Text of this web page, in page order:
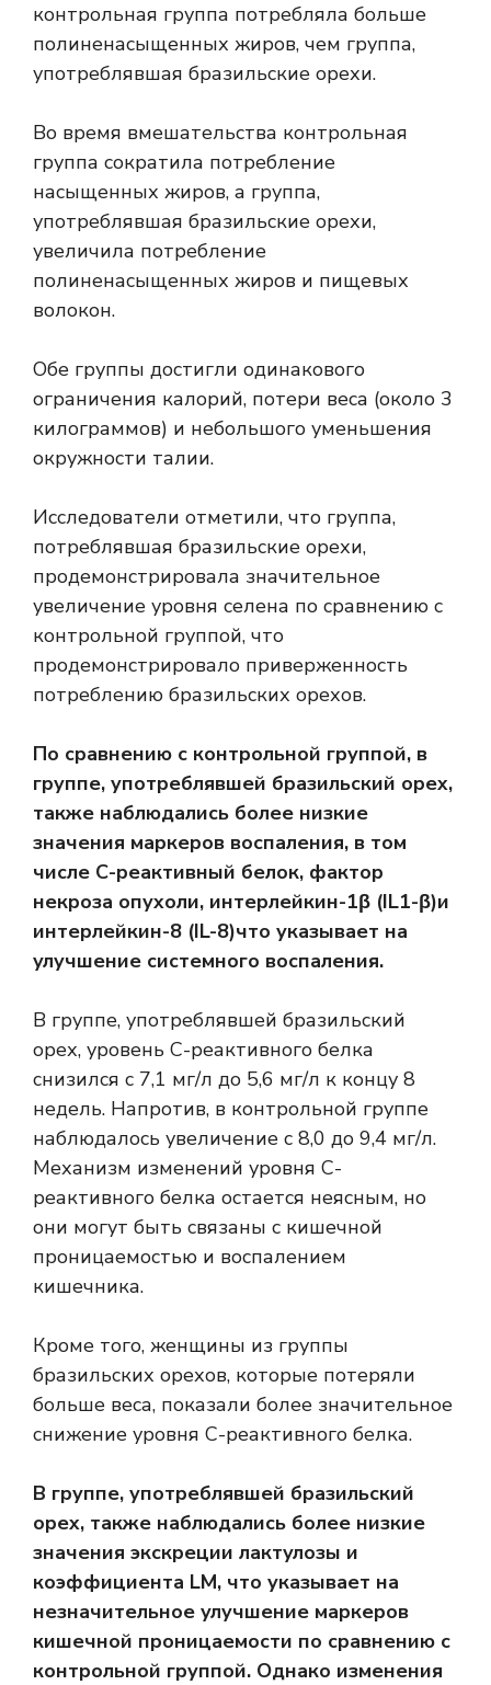
контрольная группа потребляла больше
полиненасыщенных жиров, чем группа,
употреблявшая бразильские орехи.
Во время вмешательства контрольная
группа сократила потребление
насыщенных жиров, а группа,
употреблявшая бразильские орехи,
увеличила потребление
полиненасыщенных жиров и пищевых
волокон.
Обе группы достигли одинакового
ограничения калорий, потери веса (около 3
килограммов) и небольшого уменьшения
окружности талии.
Исследователи отметили, что группа,
потреблявшая бразильские орехи,
продемонстрировала значительное
увеличение уровня селена по сравнению с
контрольной группой, что
продемонстрировало приверженность
потреблению бразильских орехов.
По сравнению с контрольной группой, в
группе, употреблявшей бразильский орех,
также наблюдались более низкие
значения маркеров воспаления, в том
числе С-реактивный белок, фактор
некроза опухоли, интерлейкин-1β (IL1-β)и
интерлейкин-8 (IL-8)что указывает на
улучшение системного воспаления.
В группе, употреблявшей бразильский
орех, уровень С-реактивного белка
снизился с 7,1 мг/л до 5,6 мг/л к концу 8
недель. Напротив, в контрольной группе
наблюдалось увеличение с 8,0 до 9,4 мг/л.
Механизм изменений уровня С-
реактивного белка остается неясным, но
они могут быть связаны с кишечной
проницаемостью и воспалением
кишечника.
Кроме того, женщины из группы
бразильских орехов, которые потеряли
больше веса, показали более значительное
снижение уровня С-реактивного белка.
В группе, употреблявшей бразильский
орех, также наблюдались более низкие
значения экскреции лактулозы и
коэффициента LM, что указывает на
незначительное улучшение маркеров
кишечной проницаемости по сравнению с
контрольной группой. Однако изменения